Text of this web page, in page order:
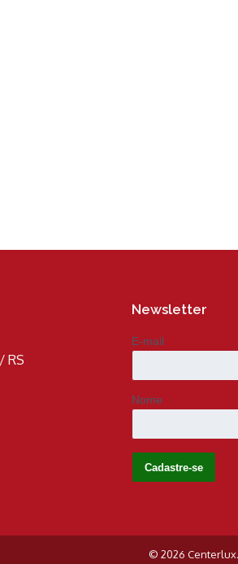
RS
Newsletter
E-mail
Nome
© 2026